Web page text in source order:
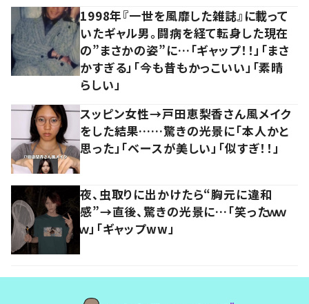
1998年『一世を風靡した雑誌』に載って
いたギャル男。闘病を経て転身した現在
の”まさかの姿”に…「ギャップ！！」「まさ
かすぎる」「今も昔もかっこいい」「素晴
らしい」
スッピン女性→戸田恵梨香さん風メイク
をした結果……驚きの光景に「本人かと
思った」「ベースが美しい」「似すぎ！！」
夜、虫取りに出かけたら“胸元に違和
感”→直後、驚きの光景に…「笑ったｗｗ
ｗ」「ギャップww」